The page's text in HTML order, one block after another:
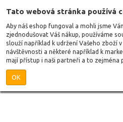
Tato webová stránka používá
Aby náš eshop fungoval a mohli jsme
zjednodušovat Váš nákup, používáme
slouží například k udržení Vašeho zboží
návštěvnosti a některé například k
mají přístup i naši partneři a to zejména
OK